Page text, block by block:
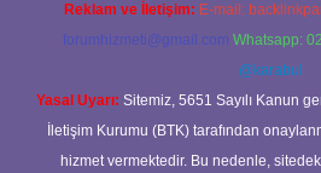
Reklam ve İletişim: E-mail:
forumhizmeti@gmail.com Whatsapp:
@karabul
Yasal Uyarı: Sitemiz, 5651 Sayılı Kanun
İletişim Kurumu (BTK) tarafından
hizmet vermektedir. Bu nedenle,